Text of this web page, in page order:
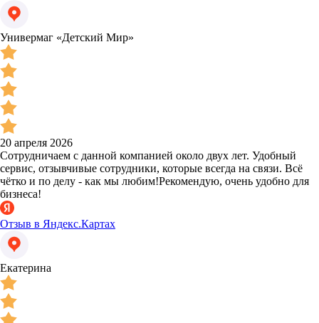
Универмаг «Детский Мир»
20 апреля 2026
Сотрудничаем с данной компанией около двух лет. Удобный
сервис, отзывчивые сотрудники, которые всегда на связи. Всё
чётко и по делу - как мы любим!Рекомендую, очень удобно для
бизнеса!
Отзыв в Яндекс.Картах
Екатерина